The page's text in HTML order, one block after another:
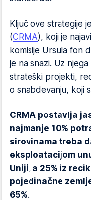
Ključ ove strategije
(CRMA), koji je
komisije Ursula fon
je na snazi. Uz
strateški projekti,
o snabdevanju, koji
CRMA postavlja
najmanje 10%
sirovinama treba
eksploatacijom
Uniji, a 25% iz
pojedinačne
65%.